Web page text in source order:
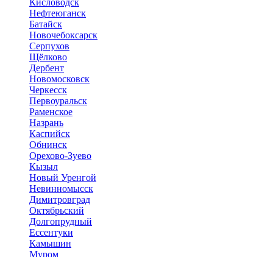
Кисловодск
Нефтеюганск
Батайск
Новочебоксарск
Серпухов
Щёлково
Дербент
Новомосковск
Черкесск
Первоуральск
Раменское
Назрань
Каспийск
Обнинск
Орехово-Зуево
Кызыл
Новый Уренгой
Невинномысск
Димитровград
Октябрьский
Долгопрудный
Ессентуки
Камышин
Муром